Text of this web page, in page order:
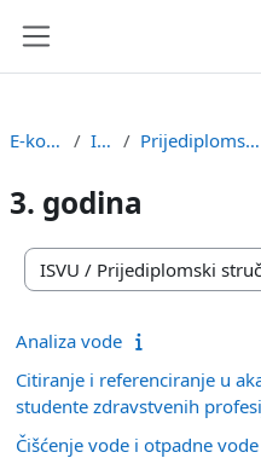
E-kolegiji ISVU Prijediplomski stručni
3. godina
Popis e-kolegija
Analiza vode
Citiranje i referenciranje u
studente zdravstvenih
Čišćenje vode i otpadne vode